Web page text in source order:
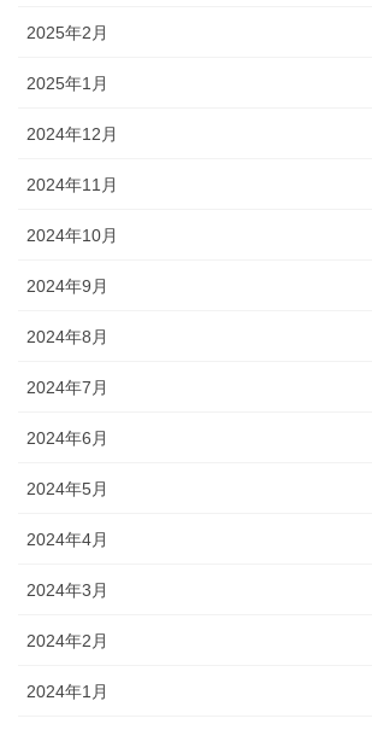
2025年2月
2025年1月
2024年12月
2024年11月
2024年10月
2024年9月
2024年8月
2024年7月
2024年6月
2024年5月
2024年4月
2024年3月
2024年2月
2024年1月